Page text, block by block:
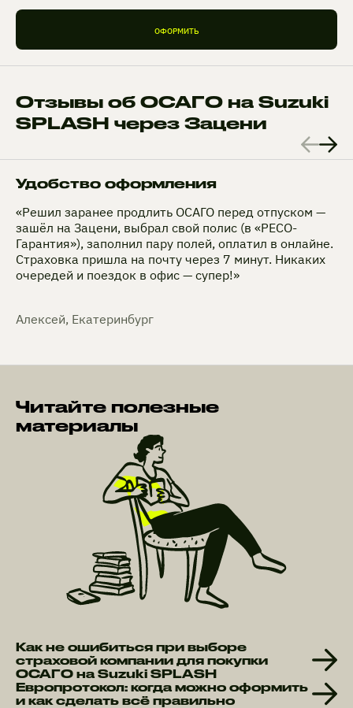
ОФОРМИТЬ
Отзывы об ОСАГО на Suzuki
SPLASH через Зацени
Удобство оформления
«Решил заранее продлить ОСАГО перед отпуском —
зашёл на Зацени, выбрал свой полис (в «РЕСО-
Гарантия»), заполнил пару полей, оплатил в онлайне.
Страховка пришла на почту через 7 минут. Никаких
очередей и поездок в офис — супер!»
Алексей, Екатеринбург
Читайте полезные
материалы
Как не ошибиться при выборе
страховой компании для покупки
ОСАГО на Suzuki SPLASH
Европротокол: когда можно оформить
и как сделать всё правильно